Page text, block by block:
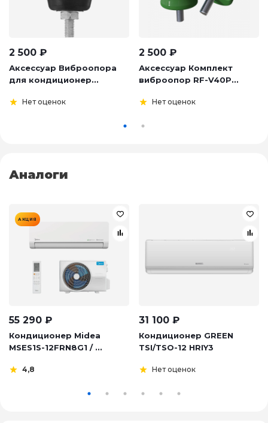
2 500 ₽
Аксессуар Виброопора
для кондиционер...
Нет оценок
2 500 ₽
Аксессуар Комплект
виброопор RF-V40P...
Нет оценок
Аналоги
АКЦИЯ
55 290 ₽
Кондиционер Midea
MSES1S-12FRN8G1 / ...
4,8
31 100 ₽
Кондиционер GREEN
TSI/TSO-12 HRIY3
Нет оценок